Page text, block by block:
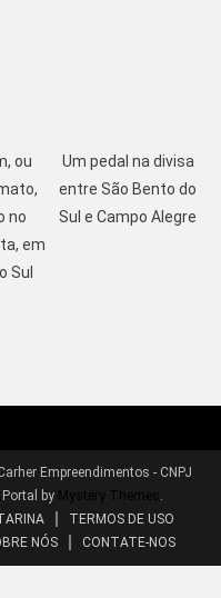
ou
no
em
Sul
Um pedal na divisa
entre São Bento do
Sul e Campo Alegre
Empreendimentos - CNPJ
by Mystery Themes .
TERMOS DE USO
NÓS CONTATE-NOS